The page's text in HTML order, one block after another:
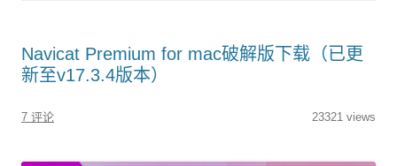
Navicat Premium for mac破解版下载（已更
新至v17.3.4版本）
7 评论 23321 views